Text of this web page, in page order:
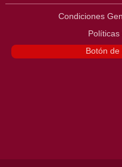
Condiciones
Políticas
Botón